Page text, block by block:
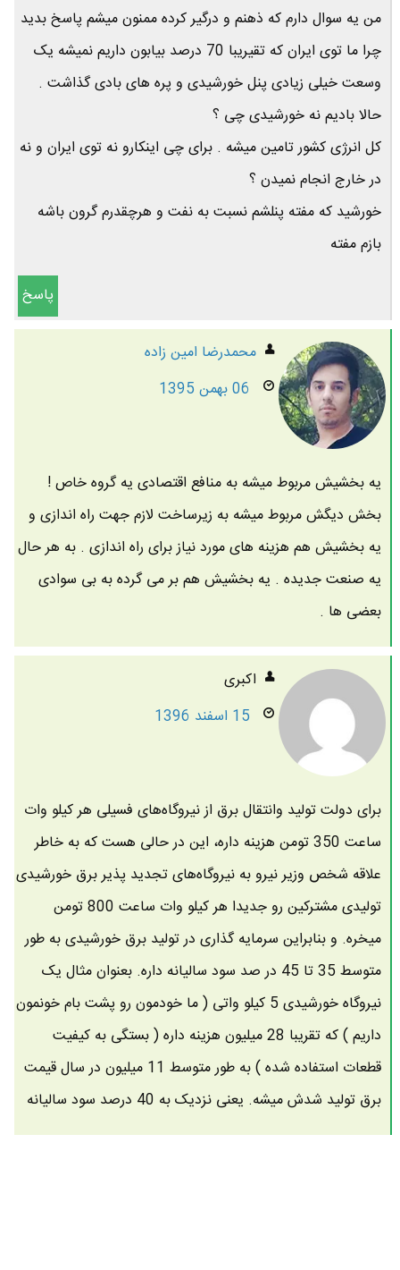
من یه سوال دارم که ذهنم و درگیر کرده ممنون میشم پاسخ بدید
چرا ما توی ایران که تقیریبا 70 درصد بیابون داریم نمیشه یک
وسعت خیلی زیادی پنل خورشیدی و پره های بادی گذاشت .
حالا بادیم نه خورشیدی چی ؟
کل انرژی کشور تامین میشه . برای چی اینکارو نه توی ایران و نه
در خارج انجام نمیدن ؟
خورشید که مفته پنلشم نسبت به نفت و هرچقدرم گرون باشه
بازم مفته
پاسخ
محمدرضا امين زاده
06 بهمن 1395
یه بخشیش مربوط میشه به منافع اقتصادی یه گروه خاص !
بخش دیگش مربوط میشه به زیرساخت لازم جهت راه اندازی و
یه بخشیش هم هزینه های مورد نیاز برای راه اندازی . به هر حال
یه صنعت جدیده . یه بخشیش هم بر می گرده به بی سوادی
بعضی ها .
اکبری
15 اسفند 1396
برای دولت تولید وانتقال برق از نیروگاه‌های فسیلی هر کیلو وات
ساعت 350 تومن هزینه داره، این در حالی هست که به خاطر
علاقه شخص وزیر نیرو به نیروگاه‌های تجدید پذیر برق خورشیدی
تولیدی مشترکین رو جدیدا هر کیلو وات ساعت 800 تومن
میخره. و بنابراین سرمایه گذاری در تولید برق خورشیدی به طور
متوسط 35 تا 45 در صد سود سالیانه داره. بعنوان مثال یک
نیروگاه خورشیدی 5 کیلو واتی ( ما خودمون رو پشت بام خونمون
داریم ) که تقریبا 28 میلیون هزینه داره ( بستگی به کیفیت
قطعات استفاده شده ) به طور متوسط 11 میلیون در سال قیمت
برق تولید شدش میشه. یعنی نزدیک به 40 درصد سود سالیانه